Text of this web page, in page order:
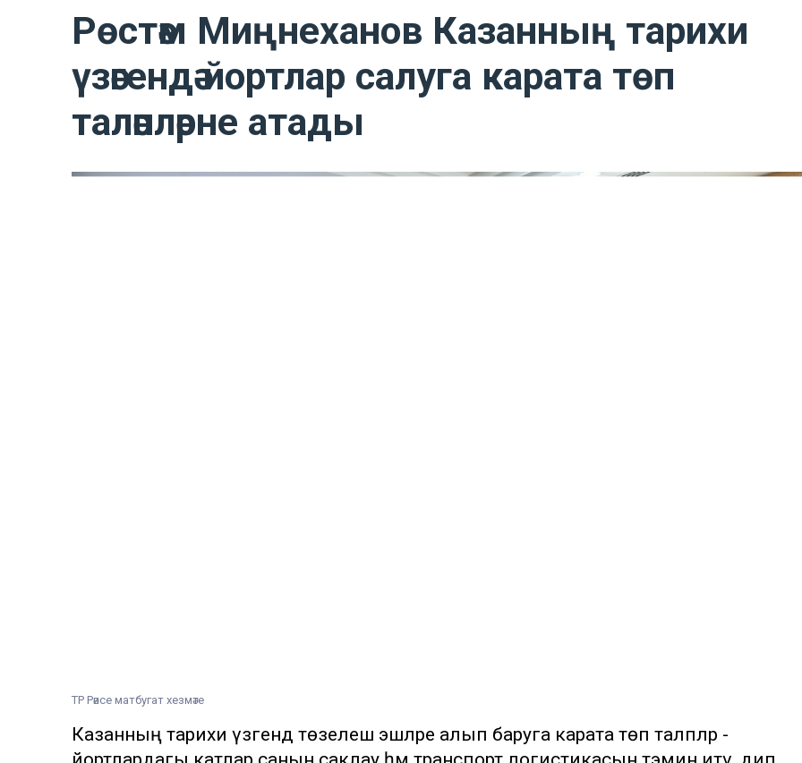
Рөстәм Миңнеханов Казанның тарихи
үзәгендә йортлар салуга карата төп
таләпләрне атады
ТР Рәисе матбугат хезмәте
Казанның тарихи үзәгендә төзелеш эшләре алып баруга карата төп таләпләр -